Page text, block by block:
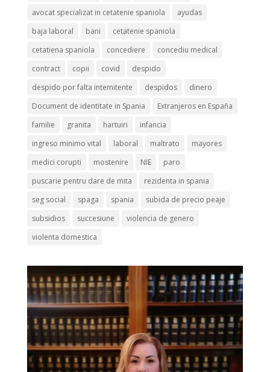
avocat specializat in cetatenie spaniola
ayudas
baja laboral
bani
cetatenie spaniola
cetatiena spaniola
concediere
concediu medical
contract
copii covid
despido
despido por falta intemitente
despidos
dinero
Document de identitate in Spania
Extranjeros en España
familie
granita hartuiri
infancia
ingreso minimo vital
laboral maltrato
mayores
medici corupti
mostenire NIE
paro
puscarie pentru dare de mita
rezidenta in spania
seg social
spaga spania
subida de precio peaje
subsidios
succesiune
violencia de genero
violenta domestica